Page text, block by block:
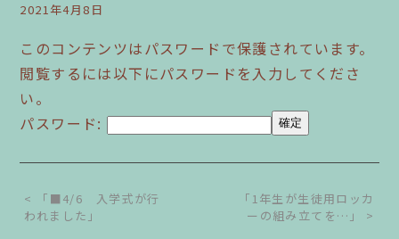
2021年4月8日
このコンテンツはパスワードで保護されています。
閲覧するには以下にパスワードを入力してくださ
い。
パスワード:
< 「■4/6 入学式が行
われました」
「1年生が生徒用ロッカ
ーの組み立てを…」 >